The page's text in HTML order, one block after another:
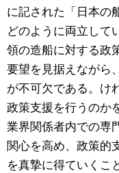
に記された「日本の
どのように両立して
領の造船に対する政
要望を見据えながら
が不可欠である。け
政策支援を行うのか
業界関係者内での専
関心を高め、政策的
を真摯に得ていくこ